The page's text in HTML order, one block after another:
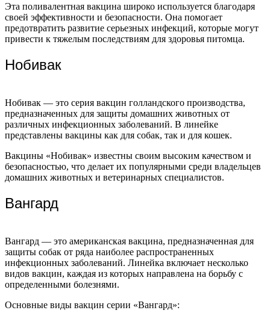
Эта поливалентная вакцина широко используется благодаря
своей эффективности и безопасности. Она помогает
предотвратить развитие серьезных инфекций, которые могут
привести к тяжелым последствиям для здоровья питомца.
Нобивак
Нобивак — это серия вакцин голландского производства,
предназначенных для защиты домашних животных от
различных инфекционных заболеваний. В линейке
представлены вакцины как для собак, так и для кошек.
Вакцины «Нобивак» известны своим высоким качеством и
безопасностью, что делает их популярными среди владельцев
домашних животных и ветеринарных специалистов.
Вангард
Вангард — это американская вакцина, предназначенная для
защиты собак от ряда наиболее распространенных
инфекционных заболеваний. Линейка включает несколько
видов вакцин, каждая из которых направлена на борьбу с
определенными болезнями.
Основные виды вакцин серии «Вангард»: